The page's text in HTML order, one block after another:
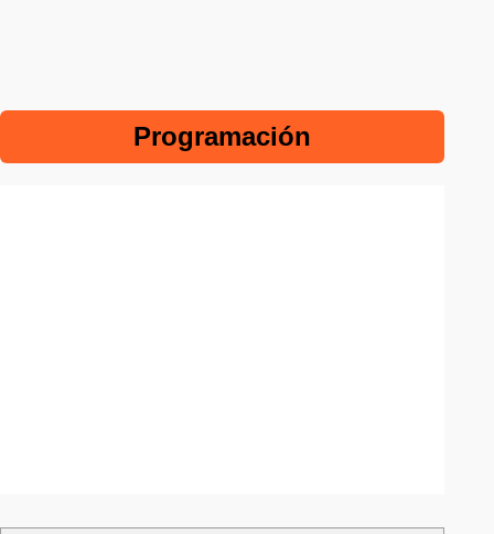
Programación